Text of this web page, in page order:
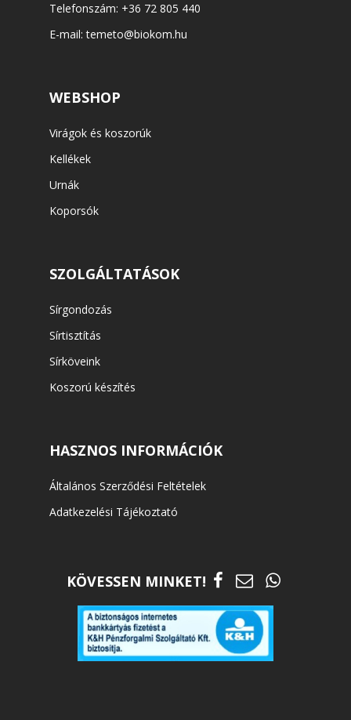
Telefonszám: +36 72 805 440
E-mail:temeto@biokom.hu
WEBSHOP
Virágok és koszorúk
Kellékek
Urnák
Koporsók
SZOLGÁLTATÁSOK
Sírgondozás
Sírtisztítás
Sírköveink
Koszorú készítés
HASZNOS INFORMÁCIÓK
Általános Szerződési Feltételek
Adatkezelési Tájékoztató
KÖVESSEN MINKET!